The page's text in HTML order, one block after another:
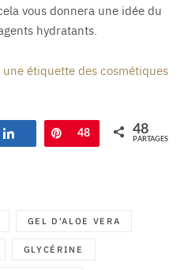
vous donnera une idée du
hydratants.
étiquette des cosmétiques
Partagez Enregistrer
48 48
PARTAGES
GEL D'ALOE VERA
GLYCÉRINE